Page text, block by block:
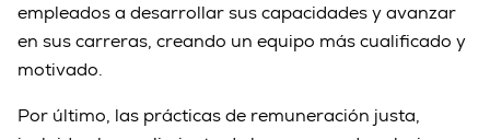
empleados a desarrollar sus capacidades y avanzar
en sus carreras, creando un equipo más cualificado y
motivado.
Por último, las prácticas de remuneración justa,